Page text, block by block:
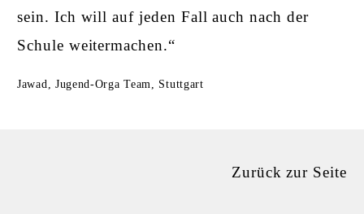
sein. Ich will auf jeden Fall auch nach der
Schule weitermachen.“
Jawad, Jugend-Orga Team, Stuttgart
Zurückzur Seite